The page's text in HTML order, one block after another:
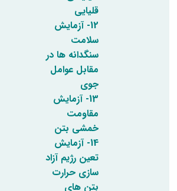
قلیایی
12- آزمایش
سلامت
سنگدانه ها در
مقابل عوامل
جوی
13- آزمایش
مقاومت
خمشی بتن
14- آزمایش
تعین رژیم آزاد
سازی حرارت
بتن های